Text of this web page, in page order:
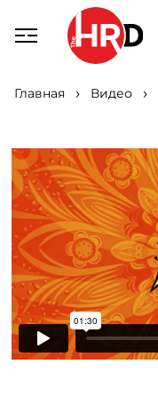
Главная Видео